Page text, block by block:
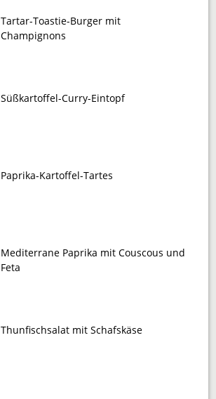
Tartar-Toastie-Burger mit
Champignons
Süßkartoffel-Curry-Eintopf
Paprika-Kartoffel-Tartes
Mediterrane Paprika mit Couscous und
Feta
Thunfischsalat mit Schafskäse